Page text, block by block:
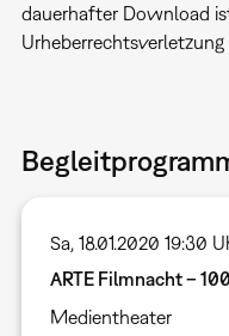
dauerhafter Download
Urheberrechtsverletzung
Sa, 18.01.2020 19:30
ARTE Filmnacht –
Medientheater